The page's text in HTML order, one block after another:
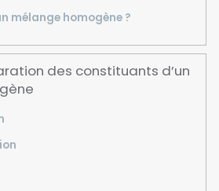
mélange homogène ?
des constituants d’un